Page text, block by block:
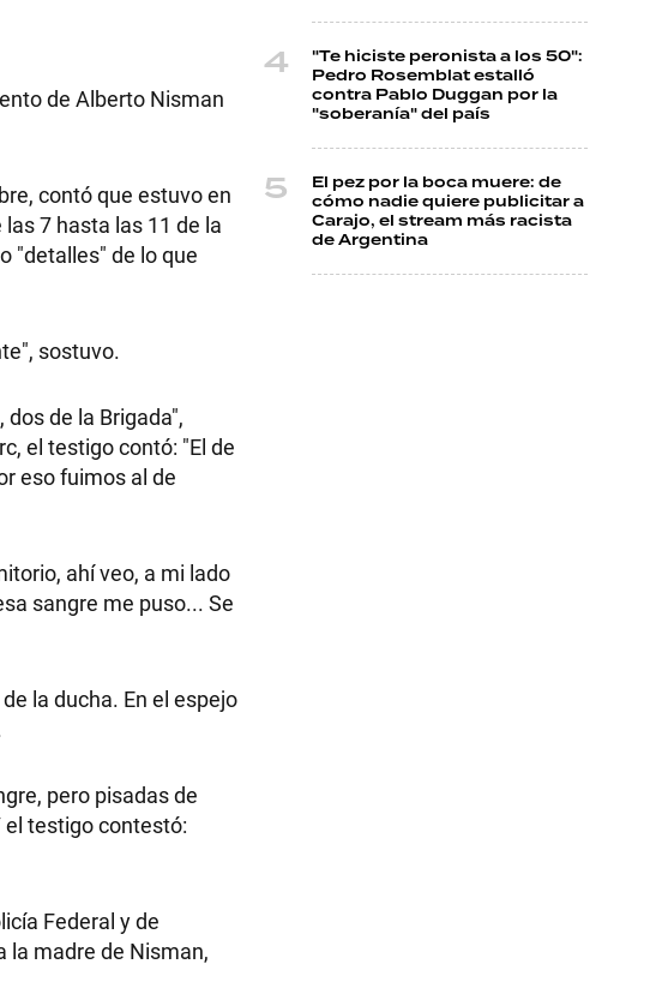
de Alberto Nisman
contó que estuvo en
7 hasta las 11 de la
"detalles" de lo que
sostuvo.
de la Brigada",
el testigo contó: "El de
eso fuimos al de
ahí veo, a mi lado
sangre me puso... Se
la ducha. En el espejo
pero pisadas de
el testigo contestó:
Federal y de
la madre de Nisman,
"Te hiciste peronista a los 50":
Pedro Rosemblat estalló
contra Pablo Duggan por la
"soberanía" del país
El pez por la boca muere: de
cómo nadie quiere publicitar a
Carajo, el stream más racista
de Argentina